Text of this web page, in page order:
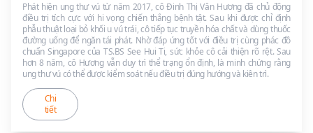
Phát hiện ung thư vú từ năm 2017, cô Đinh Thị Vân Hương đã chủ động
điều trị tích cực với hi vọng chiến thắng bệnh tật. Sau khi được chỉ định
phẫu thuật loại bỏ khối u vú trái, cô tiếp tục truyền hóa chất và dùng thuốc
đường uống để ngăn tái phát. Nhờ đáp ứng tốt với điều trị cùng phác đồ
chuẩn Singapore của TS.BS See Hui Ti, sức khỏe cô cải thiện rõ rệt. Sau
hơn 8 năm, cô Hương vẫn duy trì thể trạng ổn định, là minh chứng rằng
ung thư vú có thể được kiểm soát nếu điều trị đúng hướng và kiên trì.
Chi
tiết